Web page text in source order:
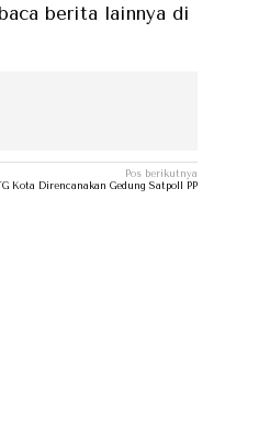
lainnya di kategori berita...
Pos berikutnya
Kota Direncanakan Gedung Satpoll PP